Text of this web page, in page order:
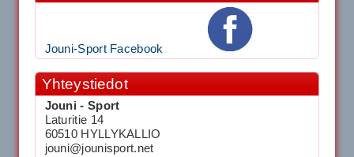
Jouni-Sport Facebook
Yhteystiedot
Jouni - Sport
Laturitie 14
60510 HYLLYKALLIO
jouni@jounisport.net